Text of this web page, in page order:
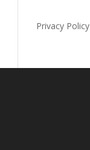
Privacy Policy